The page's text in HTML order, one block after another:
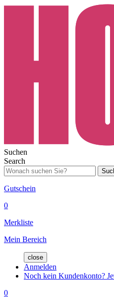
Suchen
Search
Gutschein
0
Merkliste
Mein Bereich
close
Anmelden
Noch kein Kundenkonto?
0